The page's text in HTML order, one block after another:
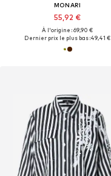
MONARI
55,92 €
À l'origine : 69,90 €
Dernier prix le plus bas :49,41 €